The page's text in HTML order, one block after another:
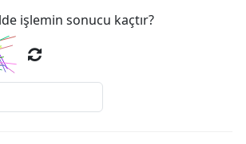
işlemin sonucu kaçtır?